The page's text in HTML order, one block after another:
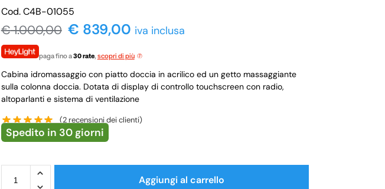
Cod. C4B-01055
€1.000,00 € 839,00 iva inclusa
paga fino a30 rate, scopri di più
Cabina idromassaggio con piatto doccia in acrilico ed un getto massaggiante
sulla colonna doccia. Dotata di display di controllo touchscreen con radio,
altoparlanti e sistema di ventilazione
(2 recensioni dei clienti)
Spedito in 30 giorni
Aggiungi al carrello